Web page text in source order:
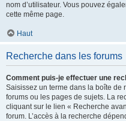
nom d’utilisateur. Vous pouvez
cette même page.
Haut
Recherche dans les forums
Comment puis-je effectuer une
Saisissez un terme dans la boîte de
forums ou les pages de sujets. La
cliquant sur le lien « Recherche
forum. L’accès à la recherche